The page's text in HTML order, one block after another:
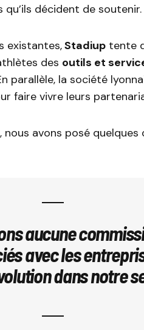
décident de soutenir.
existantes,Stadiup tente
des outils et
parallèle, la société
faire vivre leurs
avons posé quelques
aucune
avec les
dans notre